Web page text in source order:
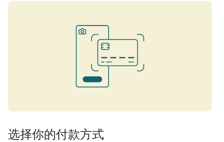
选择你的付款方式